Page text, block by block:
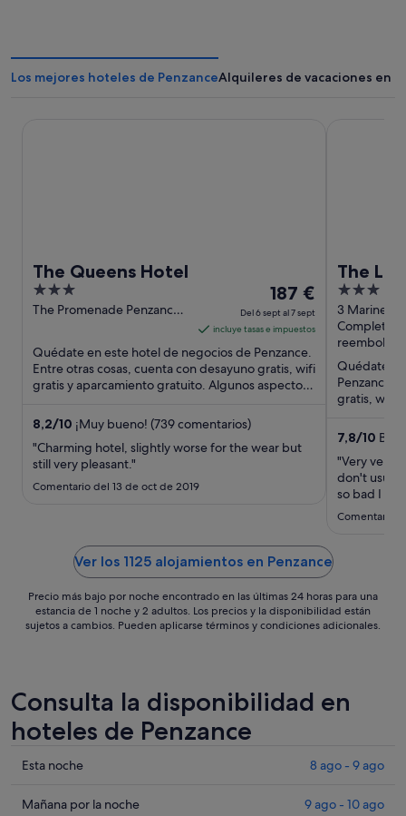
u
e
Los mejores hoteles de PenzanceAlquileres de vacaciones en
The Queens Hotel
3
out
5
The Promenade Penzance
El
precio
es
de
187 €
por
6
187 €
Del 6 sept al 7 sept
incluye tasas e impuestos
Quédate en este hotel de negocios de Penzance.
Entre otras cosas, cuenta con desayuno gratis, wifi
gratis y aparcamiento gratuito. Algunos aspectos
8,2/10 ¡Muy bueno! (739 comentarios)
"Charming hotel, slightly worse for the wear but
still very pleasant."
Comentario del 13 de oct de 2019
The
3
out
of
5
3 Marine
England
Quédate
Penzance.
gratis, wifi
7,8/10
"Very very
don't
so bad I
Comentario
Ver los 1125 alojamientos en Penzance
Precio más bajo por noche encontrado en las últimas 24 horas para una
estancia de 1 noche y 2 adultos. Los precios y la disponibilidad están
sujetos a cambios. Pueden aplicarse términos y condiciones adicionales.
Consulta la disponibilidad en
hoteles de Penzance
Comprueba
precios
Esta noche 8 ago - 9 ago
Comprueba
Mañana por la noche 9 ago - 10 ago